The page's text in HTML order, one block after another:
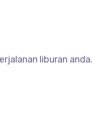
liburan anda.